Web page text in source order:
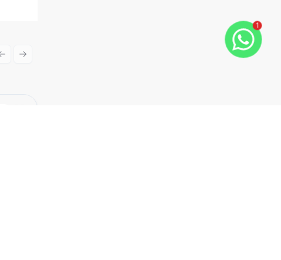
Previous slide
Next slide
1